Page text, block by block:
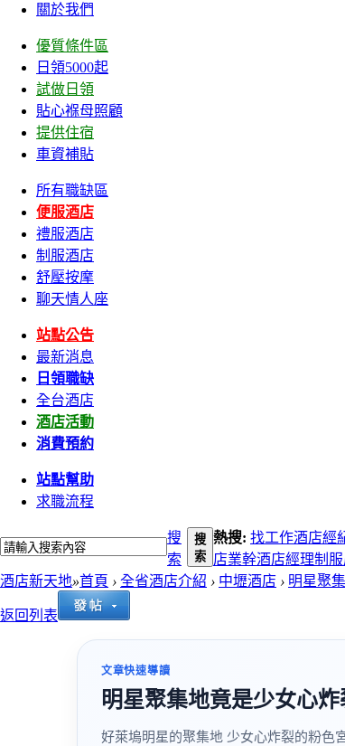
關於我們
優質條件區
日領5000起
試做日領
貼心褓母照顧
提供住宿
車資補貼
所有職缺區
便服酒店
禮服酒店
制服酒店
舒壓按摩
聊天情人座
站點公告
最新消息
日領職缺
全台酒店
酒店活動
消費預約
站點幫助
求職流程
搜
索
搜
索
熱搜: 找工作酒店經
店業幹酒店經理制
酒店新天地»首頁 › 全省酒店介紹 › 中壢酒店 › 明星聚
返回列表
文章快速導讀
明星聚集地竟是少女心
好萊塢明星的聚集地 少女心炸裂的粉色